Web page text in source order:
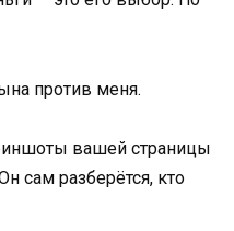
против меня.
вашей страницы
сам разберётся, кто